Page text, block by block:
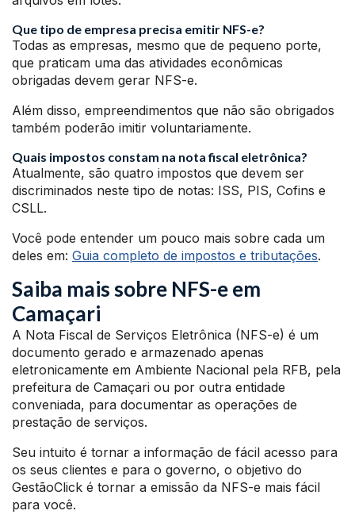
Que tipo de empresa precisa emitir NFS-e?
Todas as empresas, mesmo que de pequeno porte,
que praticam uma das atividades econômicas
obrigadas devem gerar NFS-e.
Além disso, empreendimentos que não são obrigados
também poderão imitir voluntariamente.
Quais impostos constam na nota fiscal eletrônica?
Atualmente, são quatro impostos que devem ser
discriminados neste tipo de notas: ISS, PIS, Cofins e
CSLL.
Você pode entender um pouco mais sobre cada um
deles em: Guia completo de impostos e tributações.
Saiba mais sobre NFS-e em
Camaçari
A Nota Fiscal de Serviços Eletrônica (NFS-e) é um
documento gerado e armazenado apenas
eletronicamente em Ambiente Nacional pela RFB, pela
prefeitura de Camaçari ou por outra entidade
conveniada, para documentar as operações de
prestação de serviços.
Seu intuito é tornar a informação de fácil acesso para
os seus clientes e para o governo, o objetivo do
GestãoClick é tornar a emissão da NFS-e mais fácil
para você.